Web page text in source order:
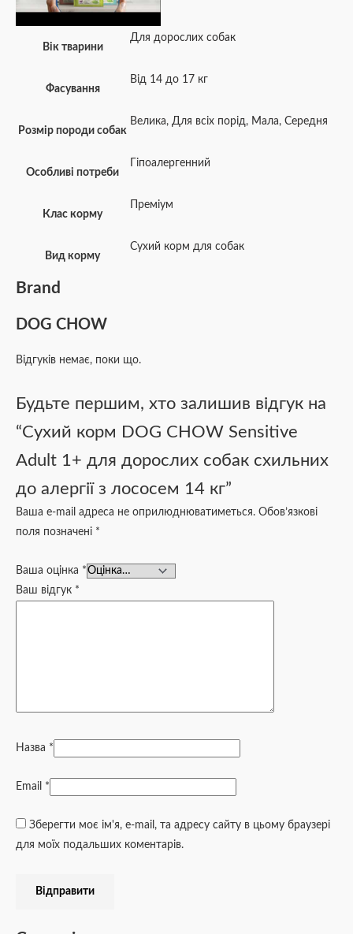
Вік тварини
Для дорослих собак
Фасування
Від 14 до 17 кг
Розмір породи собак
Велика, Для всіх порід, Мала, Середня
Особливі потреби
Гіпоалергенний
Клас корму
Преміум
Вид корму
Сухий корм для собак
Brand
DOG CHOW
Відгуків немає, поки що.
Будьте першим, хто залишив відгук на
“Сухий корм DOG CHOW Sensitive
Adult 1+ для дорослих собак схильних
до алергії з лососем 14 кг”
Ваша e-mail адреса не оприлюднюватиметься. Обов’язкові
поля позначені *
Ваша оцінка *
Ваш відгук *
Назва *
Email *
Зберегти моє ім'я, e-mail, та адресу сайту в цьому браузері
для моїх подальших коментарів.